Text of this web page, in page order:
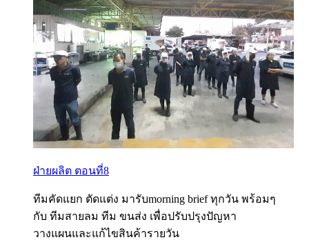
ฝ่ายผลิต ตอนที่8
ทีมคัดแยก ตัดแต่ง มารับmorning brief ทุกวัน พร้อมๆ
กับ ทีมสายลม ทีม ขนส่ง เพื่อปรับปรุงปัญหา
วางแผนและแก้ไขสินค้ารายวัน